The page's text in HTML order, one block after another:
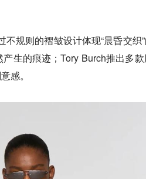
规则的褶皱设计体现“晨昏交织
生的痕迹；Tory Burch推出多
感。